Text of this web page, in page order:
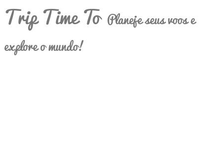
Trip Time To Planeje seus voos e
explore o mundo!